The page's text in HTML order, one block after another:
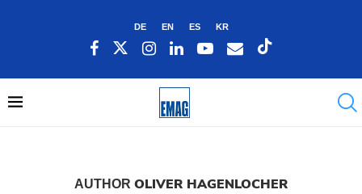
DE EN ES KR
AUTHOR OLIVER HAGENLOCHER